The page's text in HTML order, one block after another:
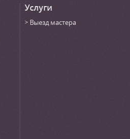
Услуги
Выезд мастера